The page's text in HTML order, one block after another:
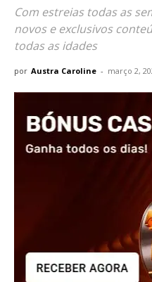
Com estreias todas as
novos e exclusivos
todas as idades
por Austra Caroline - março 2,